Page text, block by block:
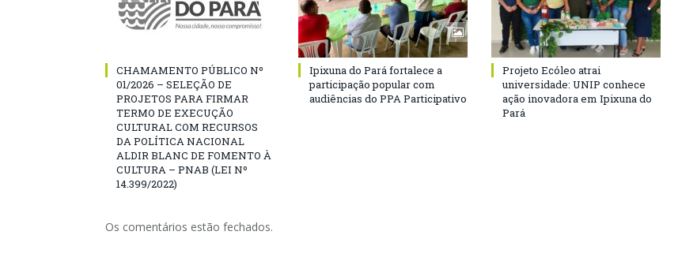
CHAMAMENTO PÚBLICO Nº
01/2026 – SELEÇÃO DE
PROJETOS PARA FIRMAR
TERMO DE EXECUÇÃO
CULTURAL COM RECURSOS
DA POLÍTICA NACIONAL
ALDIR BLANC DE FOMENTO À
CULTURA – PNAB (LEI Nº
14.399/2022)
Ipixuna do Pará fortalece a
participação popular com
audiências do PPA Participativo
Projeto Ecóleo atrai
universidade: UNIP conhece
ação inovadora em Ipixuna do
Pará
Os comentários estão fechados.